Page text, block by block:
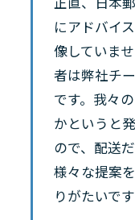
にアドバイ
像していま
者は弊社チ
です。我々
かというと
ので、配送
様々な提案
りがたいです